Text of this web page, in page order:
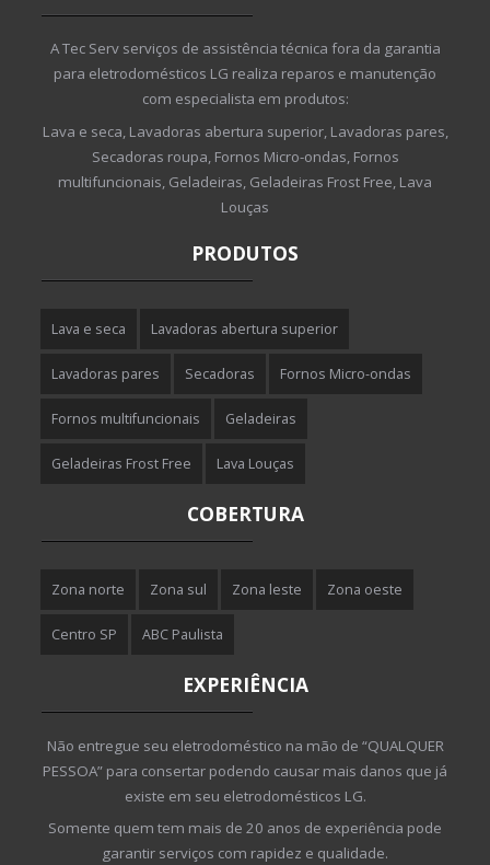
A Tec Serv serviços de assistência técnica fora da garantia
para eletrodomésticos LG realiza reparos e manutenção
com especialista em produtos:
Lava e seca, Lavadoras abertura superior, Lavadoras pares,
Secadoras roupa, Fornos Micro-ondas, Fornos
multifuncionais, Geladeiras, Geladeiras Frost Free, Lava
Louças
PRODUTOS
Lava e seca Lavadoras abertura superior
Lavadoras pares Secadoras Fornos Micro-ondas
Fornos multifuncionais Geladeiras
Geladeiras Frost Free Lava Louças
COBERTURA
Zona norte Zona sul Zona leste Zona oeste
Centro SP ABC Paulista
EXPERIÊNCIA
Não entregue seu eletrodoméstico na mão de “QUALQUER
PESSOA” para consertar podendo causar mais danos que já
existe em seu eletrodomésticos LG.
Somente quem tem mais de 20 anos de experiência pode
garantir serviços com rapidez e qualidade.